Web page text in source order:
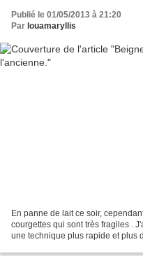
Publié le 01/05/2013 à 21:20
Par louamaryllis
En panne de lait ce soir,
courgettes qui sont très fragiles .
une technique plus rapide et plus